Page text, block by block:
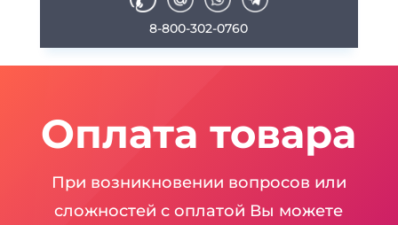
8-800-302-0760
Оплата товара
При возникновении вопросов или
сложностей с оплатой Вы можете